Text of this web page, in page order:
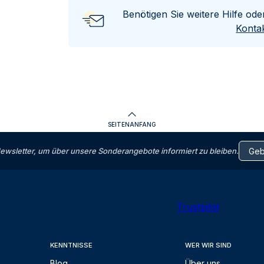
Benötigen Sie weitere Hilfe
SEITENANFANG
um über unsere Sonderangebote informiert zu bleiben.
Trustpilot
KENNTNISSE WER WIR SIND